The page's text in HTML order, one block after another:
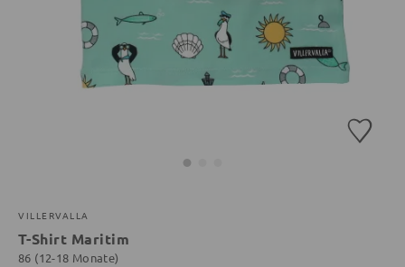
VILLERVALLA
T-Shirt Maritim
86 (12-18 Monate)